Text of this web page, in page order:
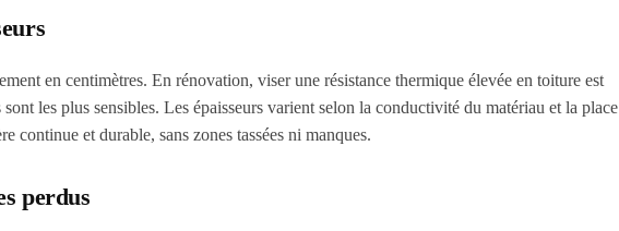
en centimètres. En rénovation, viser une résistance thermique élevée en toiture est
les plus sensibles. Les épaisseurs varient selon la conductivité du matériau et la place
continue et durable, sans zones tassées ni manques.
perdus